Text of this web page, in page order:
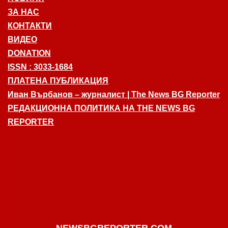
ЗА НАС
КОНТАКТИ
ВИДЕО
DONATION
ISSN : 3033-1684
ПЛАТЕНА ПУБЛИКАЦИЯ
Иван Върбанов – журналист | The News BG Reporter
РЕДАКЦИОННА ПОЛИТИКА НА THE NEWS BG
REPORTER